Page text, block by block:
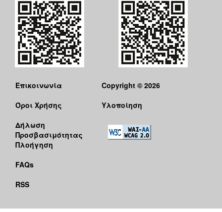
Επικοινωνία
Όροι Χρήσης
Δήλωση
Προσβασιμότητας
Πλοήγηση
FAQs
RSS
Copyright © 2026
Υλοποίηση